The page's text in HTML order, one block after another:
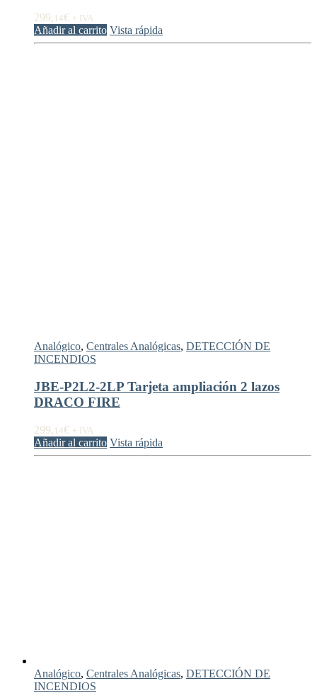
299, 14€ + IVA
Añadir al carrito Vista rápida
Analógico, Centrales Analógicas, DETECCIÓN DE
INCENDIOS
JBE-P2L2-2LP Tarjeta ampliación 2 lazos
DRACO FIRE
299, 14€ + IVA
Añadir al carrito Vista rápida
Analógico, Centrales Analógicas, DETECCIÓN DE
INCENDIOS